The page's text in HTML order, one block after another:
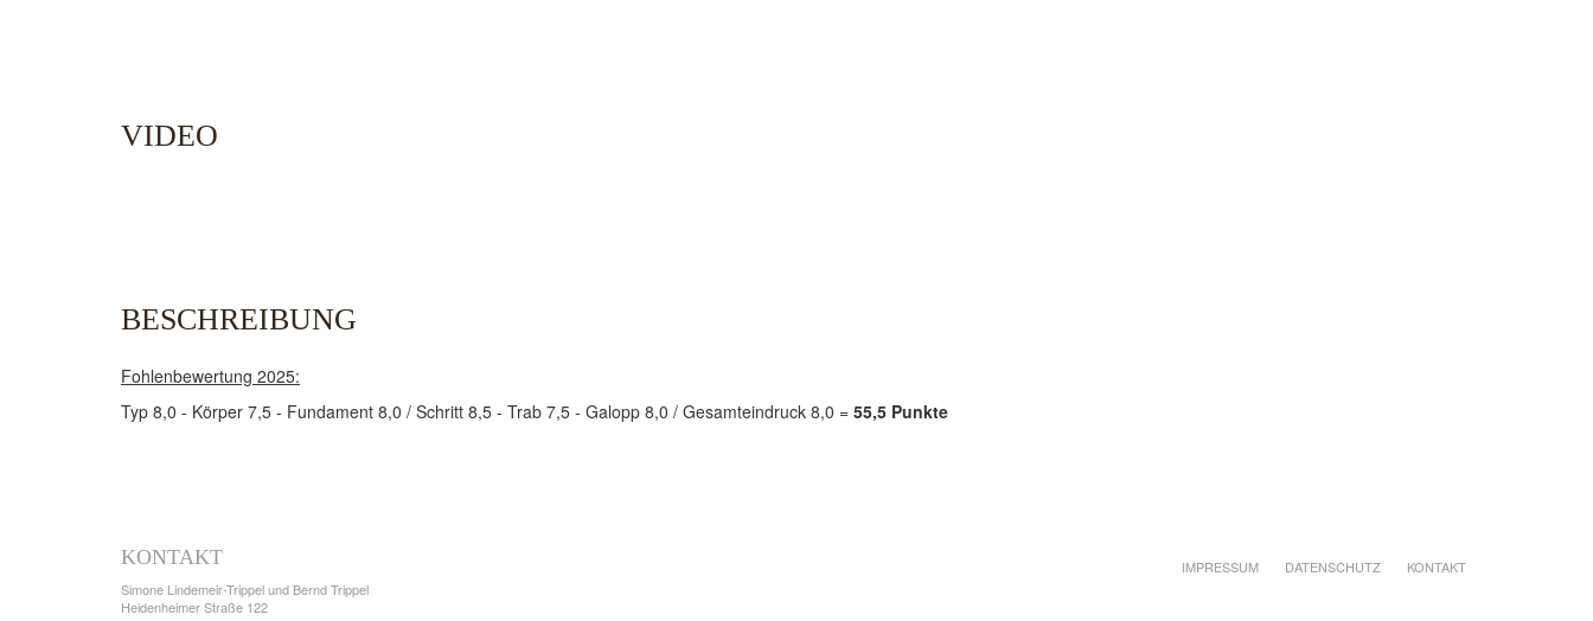
VIDEO
BESCHREIBUNG
Fohlenbewertung 2025:
Typ 8,0 - Körper 7,5 - Fundament 8,0 / Schritt 8,5 - Trab 7,5 - Galopp 8,0 / Gesamteindruck 8,0 = 55,5 Punkte
KONTAKT
Simone Lindemeir-Trippel und Bernd Trippel
Heidenheimer Straße 122
IMPRESSUM DATENSCHUTZ KONTAKT